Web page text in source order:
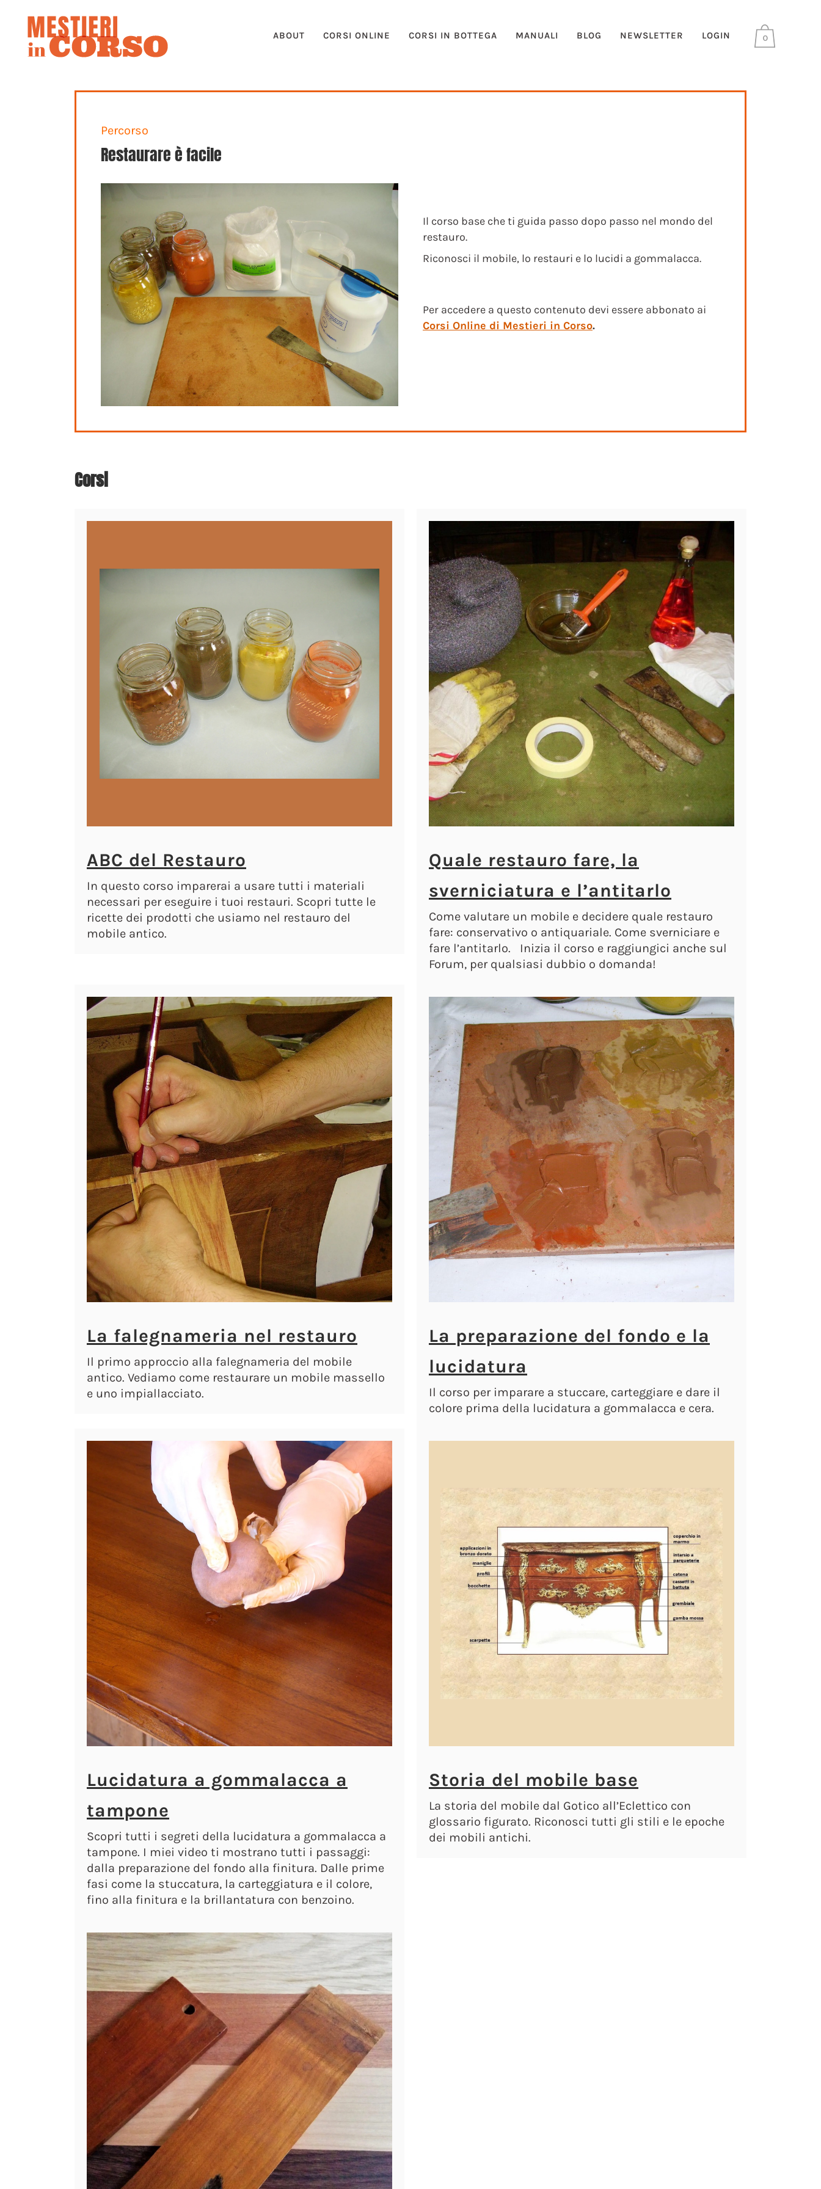
0
ABOUT CORSI ONLINE CORSI IN BOTTEGA MANUALI BLOG NEWSLETTER LOGIN
Percorso
Restaurare è facile
Il corso base che ti guida passo dopo passo nel mondo del
restauro.
Riconosci il mobile, lo restauri e lo lucidi a gommalacca.
Per accedere a questo contenuto devi essere abbonato ai
Corsi Online di Mestieri in Corso.
Corsi
ABC del Restauro
In questo corso imparerai a usare tutti i materiali
necessari per eseguire i tuoi restauri. Scopri tutte le
ricette dei prodotti che usiamo nel restauro del
mobile antico.
Quale restauro fare, la
sverniciatura e l’antitarlo
Come valutare un mobile e decidere quale restauro
fare: conservativo o antiquariale. Come sverniciare e
fare l’antitarlo. Inizia il corso e raggiungici anche sul
Forum, per qualsiasi dubbio o domanda!
La falegnameria nel restauro
Il primo approccio alla falegnameria del mobile
antico. Vediamo come restaurare un mobile massello
e uno impiallacciato.
La preparazione del fondo e la
lucidatura
Il corso per imparare a stuccare, carteggiare e dare il
colore prima della lucidatura a gommalacca e cera.
Lucidatura a gommalacca a
tampone
Scopri tutti i segreti della lucidatura a gommalacca a
tampone. I miei video ti mostrano tutti i passaggi:
dalla preparazione del fondo alla finitura. Dalle prime
fasi come la stuccatura, la carteggiatura e il colore,
fino alla finitura e la brillantatura con benzoino.
Storia del mobile base
La storia del mobile dal Gotico all’Eclettico con
glossario figurato. Riconosci tutti gli stili e le epoche
dei mobili antichi.